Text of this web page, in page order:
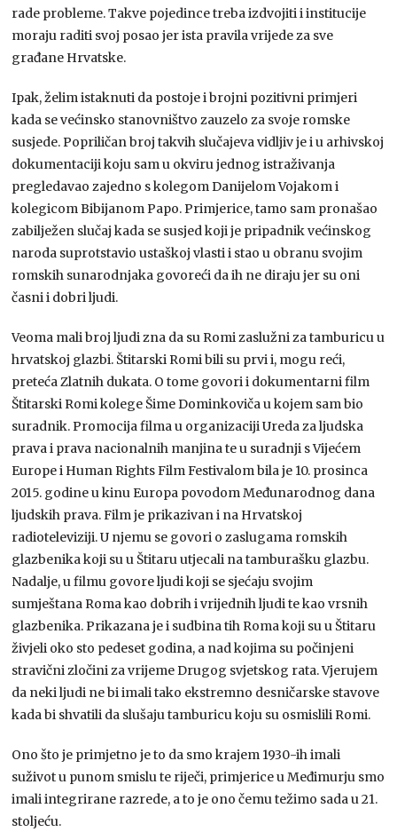
rade probleme. Takve pojedince treba izdvojiti i institucije
moraju raditi svoj posao jer ista pravila vrijede za sve
građane Hrvatske.
Ipak, želim istaknuti da postoje i brojni pozitivni primjeri
kada se većinsko stanovništvo zauzelo za svoje romske
susjede. Popriličan broj takvih slučajeva vidljiv je i u arhivskoj
dokumentaciji koju sam u okviru jednog istraživanja
pregledavao zajedno s kolegom Danijelom Vojakom i
kolegicom Bibijanom Papo. Primjerice, tamo sam pronašao
zabilježen slučaj kada se susjed koji je pripadnik većinskog
naroda suprotstavio ustaškoj vlasti i stao u obranu svojim
romskih sunarodnjaka govoreći da ih ne diraju jer su oni
časni i dobri ljudi.
Veoma mali broj ljudi zna da su Romi zaslužni za tamburicu u
hrvatskoj glazbi. Štitarski Romi bili su prvi i, mogu reći,
preteća Zlatnih dukata. O tome govori i dokumentarni film
Štitarski Romi kolege Šime Dominkoviča u kojem sam bio
suradnik. Promocija filma u organizaciji Ureda za ljudska
prava i prava nacionalnih manjina te u suradnji s Vijećem
Europe i Human Rights Film Festivalom bila je 10. prosinca
2015. godine u kinu Europa povodom Međunarodnog dana
ljudskih prava. Film je prikazivan i na Hrvatskoj
radioteleviziji. U njemu se govori o zaslugama romskih
glazbenika koji su u Štitaru utjecali na tamburašku glazbu.
Nadalje, u filmu govore ljudi koji se sjećaju svojim
sumještana Roma kao dobrih i vrijednih ljudi te kao vrsnih
glazbenika. Prikazana je i sudbina tih Roma koji su u Štitaru
živjeli oko sto pedeset godina, a nad kojima su počinjeni
stravični zločini za vrijeme Drugog svjetskog rata. Vjerujem
da neki ljudi ne bi imali tako ekstremno desničarske stavove
kada bi shvatili da slušaju tamburicu koju su osmislili Romi.
Ono što je primjetno je to da smo krajem 1930-ih imali
suživot u punom smislu te riječi, primjerice u Međimurju smo
imali integrirane razrede, a to je ono čemu težimo sada u 21.
stoljeću.